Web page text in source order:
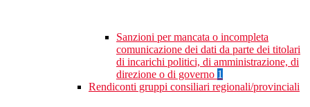
Sanzioni per mancata o incompleta
comunicazione dei dati da parte dei titolari
di incarichi politici, di amministrazione, di
direzione o di governo 1
Rendiconti gruppi consiliari regionali/provinciali